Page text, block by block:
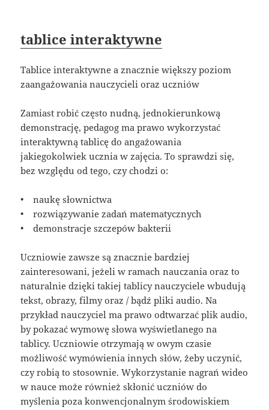
tablice interaktywne
Tablice interaktywne a znacznie większy poziom
zaangażowania nauczycieli oraz uczniów
Zamiast robić często nudną, jednokierunkową
demonstrację, pedagog ma prawo wykorzystać
interaktywną tablicę do angażowania
jakiegokolwiek ucznia w zajęcia. To sprawdzi się,
bez względu od tego, czy chodzi o:
• naukę słownictwa
• rozwiązywanie zadań matematycznych
• demonstracje szczepów bakterii
Uczniowie zawsze są znacznie bardziej
zainteresowani, jeżeli w ramach nauczania oraz to
naturalnie dzięki takiej tablicy nauczyciele wbudują
tekst, obrazy, filmy oraz / bądź pliki audio. Na
przykład nauczyciel ma prawo odtwarzać plik audio,
by pokazać wymowę słowa wyświetlanego na
tablicy. Uczniowie otrzymają w owym czasie
możliwość wymówienia innych słów, żeby uczynić,
czy robią to stosownie. Wykorzystanie nagrań wideo
w nauce może również skłonić uczniów do
myślenia poza konwencjonalnym środowiskiem